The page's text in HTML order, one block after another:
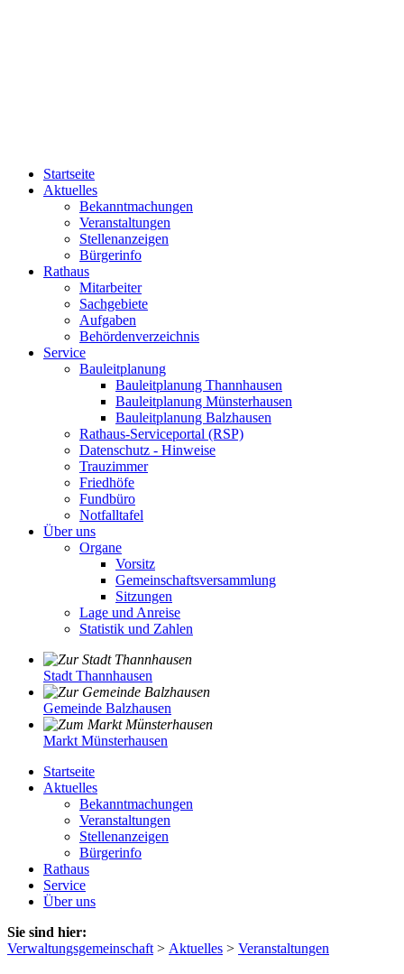
Startseite
Aktuelles
Bekanntmachungen
Veranstaltungen
Stellenanzeigen
Bürgerinfo
Rathaus
Mitarbeiter
Sachgebiete
Aufgaben
Behördenverzeichnis
Service
Bauleitplanung
Bauleitplanung Thannhausen
Bauleitplanung Münsterhausen
Bauleitplanung Balzhausen
Rathaus-Serviceportal (RSP)
Datenschutz - Hinweise
Trauzimmer
Friedhöfe
Fundbüro
Notfalltafel
Über uns
Organe
Vorsitz
Gemeinschaftsversammlung
Sitzungen
Lage und Anreise
Statistik und Zahlen
Stadt Thannhausen
Gemeinde Balzhausen
Markt Münsterhausen
Startseite
Aktuelles
Bekanntmachungen
Veranstaltungen
Stellenanzeigen
Bürgerinfo
Rathaus
Service
Über uns
Sie sind hier:
Verwaltungsgemeinschaft > Aktuelles > Veranstaltungen